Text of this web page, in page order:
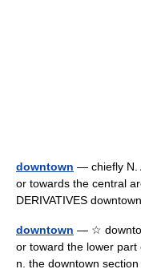
downtown — chiefly N.
or towards the central
DERIVATIVES
downtown — ☆
or toward the lower part
n. the downtown